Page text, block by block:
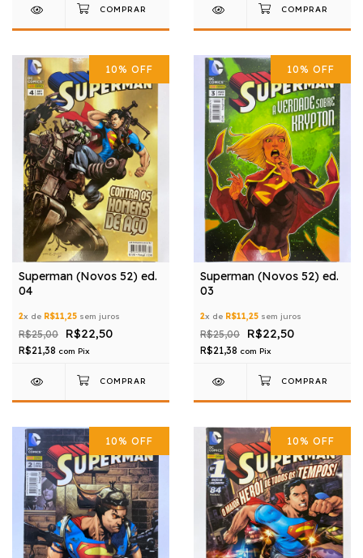
10% OFF
Superman (Novos 52) ed.
04
2x de R$11,25 sem juros
R$25,00 R$22,50
R$21,38 com Pix
10% OFF
Superman (Novos 52) ed.
03
2x de R$11,25 sem juros
R$25,00 R$22,50
R$21,38 com Pix
10% OFF 10% OFF